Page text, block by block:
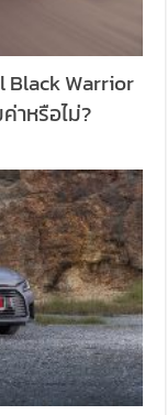
Black Warrior
าหรือไม่?